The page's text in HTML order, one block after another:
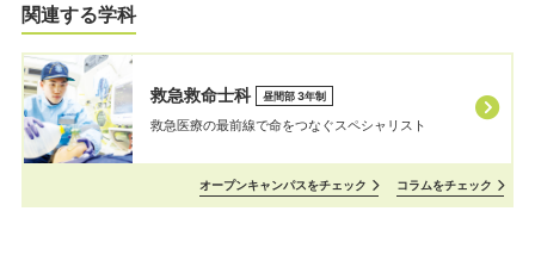
関連する学科
救急救命士科 昼間部 3年制
救急医療の最前線で命をつなぐスペシャリスト
オープンキャンパスをチェック コラムをチェック